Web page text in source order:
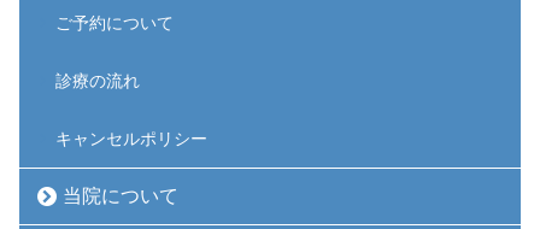
ご予約について
診療の流れ
キャンセルポリシー
当院について